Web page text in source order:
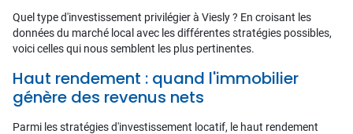
Quel type d'investissement privilégier à Viesly ? En croisant les
données du marché local avec les différentes stratégies possibles,
voici celles qui nous semblent les plus pertinentes.
Haut rendement : quand l'immobilier
génère des revenus nets
Parmi les stratégies d'investissement locatif, le haut rendement